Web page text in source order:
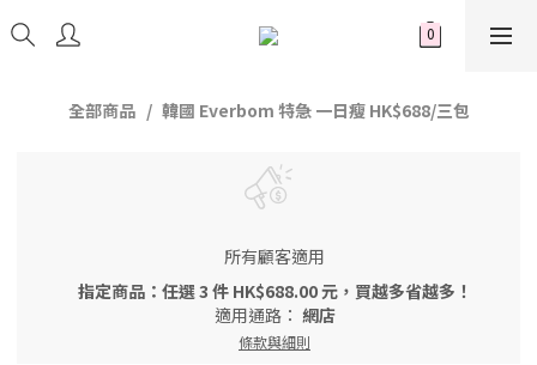
全部商品 韓國 Everbom 特急 一日瘦 HK$688/三包
所有顧客適用
指定商品：任選 3 件 HK$688.00 元，買越多省越多！
適用通路： 網店
條款與細則